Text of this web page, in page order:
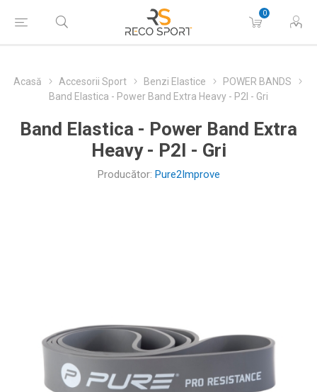
0
Acasă Accesorii Sport Benzi Elastice
POWER BANDS
Band Elastica - Power Band Extra Heavy - P2I - Gri
Band Elastica - Power Band Extra
Heavy - P2I - Gri
Producător: Pure2Improve